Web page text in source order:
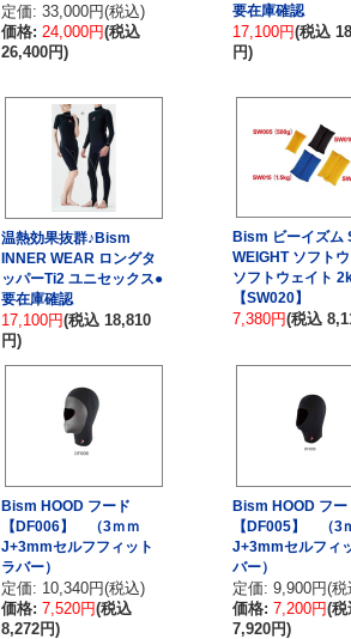
定価: 33,000円(税込)
価格: 24,000円(税込
26,400円)
要在庫確認
17,100円(税込
円)
温熱効果抜群♪Bism
INNER WEAR ロングタ
ッパーTi2 ユニセックス●
要在庫確認
17,100円(税込 18,810
円)
Bism ビーイズム
WEIGHT ソフト
ソフトウェイト
【SW020】
7,380円(税込
Bism HOOD フード
【DF006】 （3ｍｍ
J+3mmセルフフィット
ラバー）
定価: 10,340円(税込)
価格: 7,520円(税込
8,272円)
Bism HOOD フー
【DF005】 （3
J+3mmセルフィ
バー）
定価: 9,900円(税
価格: 7,200円(税
7,920円)